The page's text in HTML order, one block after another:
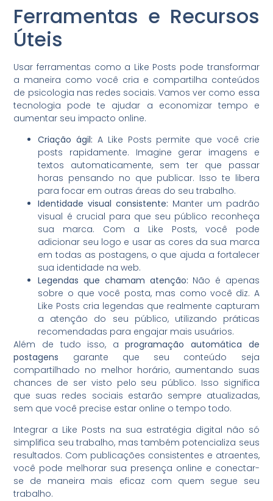
Ferramentas e Recursos
Úteis
Usar ferramentas como a Like Posts pode transformar
a maneira como você cria e compartilha conteúdos
de psicologia nas redes sociais. Vamos ver como essa
tecnologia pode te ajudar a economizar tempo e
aumentar seu impacto online.
Criação ágil: A Like Posts permite que você crie
posts rapidamente. Imagine gerar imagens e
textos automaticamente, sem ter que passar
horas pensando no que publicar. Isso te libera
para focar em outras áreas do seu trabalho.
Identidade visual consistente: Manter um padrão
visual é crucial para que seu público reconheça
sua marca. Com a Like Posts, você pode
adicionar seu logo e usar as cores da sua marca
em todas as postagens, o que ajuda a fortalecer
sua identidade na web.
Legendas que chamam atenção: Não é apenas
sobre o que você posta, mas como você diz. A
Like Posts cria legendas que realmente capturam
a atenção do seu público, utilizando práticas
recomendadas para engajar mais usuários.
Além de tudo isso, aprogramação automática de
postagens garante que seu conteúdo seja
compartilhado no melhor horário, aumentando suas
chances de ser visto pelo seu público. Isso significa
que suas redes sociais estarão sempre atualizadas,
sem que você precise estar online o tempo todo.
Integrar a Like Posts na sua estratégia digital não só
simplifica seu trabalho, mas também potencializa seus
resultados. Com publicações consistentes e atraentes,
você pode melhorar sua presença online e conectar-
se de maneira mais eficaz com quem segue seu
trabalho.